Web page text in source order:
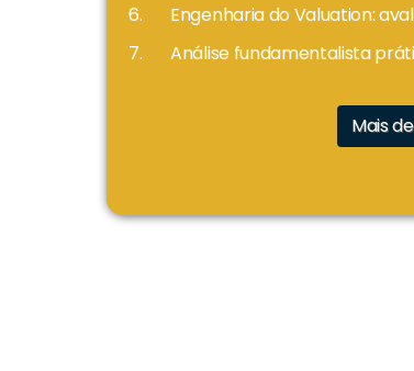
6. Engenharia do Valuation:
7. Análise fundamentalista
Mais